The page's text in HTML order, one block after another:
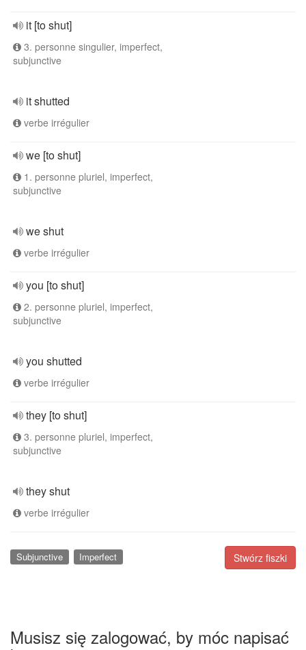
it [to shut]
3. personne singulier, imperfect,
subjunctive
it shutted
verbe irrégulier
we [to shut]
1. personne pluriel, imperfect,
subjunctive
we shut
verbe irrégulier
you [to shut]
2. personne pluriel, imperfect,
subjunctive
you shutted
verbe irrégulier
they [to shut]
3. personne pluriel, imperfect,
subjunctive
they shut
verbe irrégulier
Stwórz fiszki
Subjunctive Imperfect
Musisz się zalogować, by móc napisać